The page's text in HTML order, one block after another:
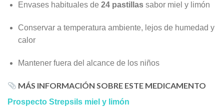
Envases habituales de 24 pastillassabor miel y limón
Conservar a temperatura ambiente, lejos de humedad y
calor
Mantener fuera del alcance de los niños
MÁS INFORMACIÓN SOBRE ESTE MEDICAMENTO
Prospecto Strepsils miel y limón